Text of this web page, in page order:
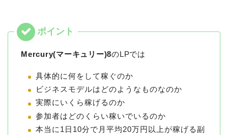
Mercury(マーキュリー)8のLPでは
具体的に何をして稼ぐのか
ビジネスモデルはどのようなものなのか
実際にいくら稼げるのか
参加者はどのくらい稼いでいるのか
本当に1日10分で月平均20万円以上が稼げる副